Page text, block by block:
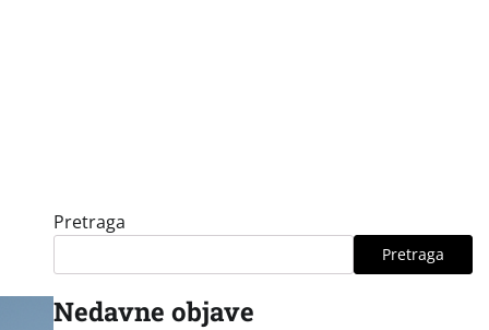
Pretraga
Pretraga
Nedavne objave